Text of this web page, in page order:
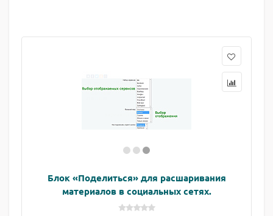
Блок «Поделиться» для расшаривания
материалов в социальных сетях.